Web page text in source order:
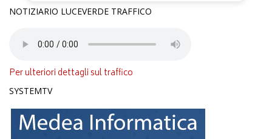
NOTIZIARIO LUCEVERDE TRAFFICO
Per ulteriori dettagli sul traffico
SYSTEMTV